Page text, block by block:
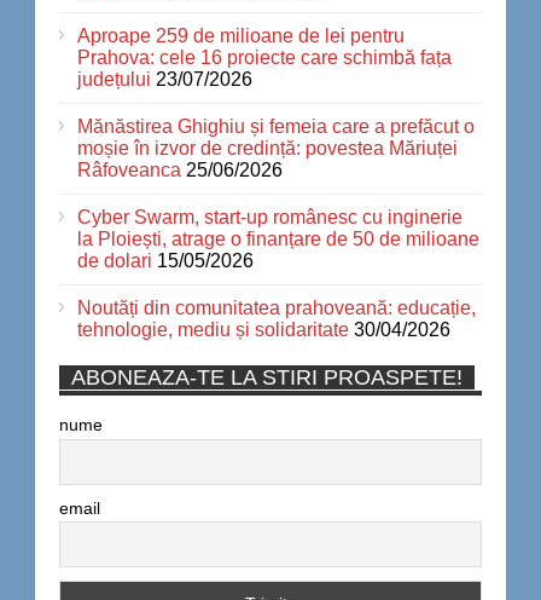
Aproape 259 de milioane de lei pentru
Prahova: cele 16 proiecte care schimbă fața
județului 23/07/2026
Mănăstirea Ghighiu și femeia care a prefăcut o
moșie în izvor de credință: povestea Măriuței
Râfoveanca 25/06/2026
Cyber Swarm, start-up românesc cu inginerie
la Ploiești, atrage o finanțare de 50 de milioane
de dolari 15/05/2026
Noutăți din comunitatea prahoveană: educație,
tehnologie, mediu și solidaritate 30/04/2026
ABONEAZA-TE LA STIRI PROASPETE!
nume
email